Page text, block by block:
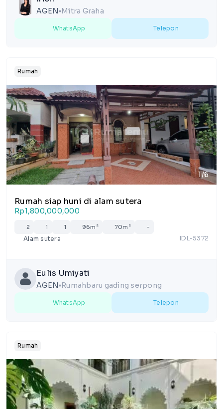
AGEN lens Mitra Graha
WhatsApp Telepon
Rumah
1/6
Rumah siap huni di alam sutera
Rp1,800,000,000
2 1 1 96m² 70m² -
Alam sutera IDL-5372
Eulis Umiyati
AGEN lens Rumahbaru gading serpong
WhatsApp Telepon
Rumah